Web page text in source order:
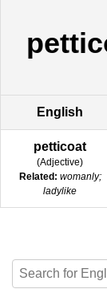
English
petticoat
(Adjective)
Related: womanly;
ladylike